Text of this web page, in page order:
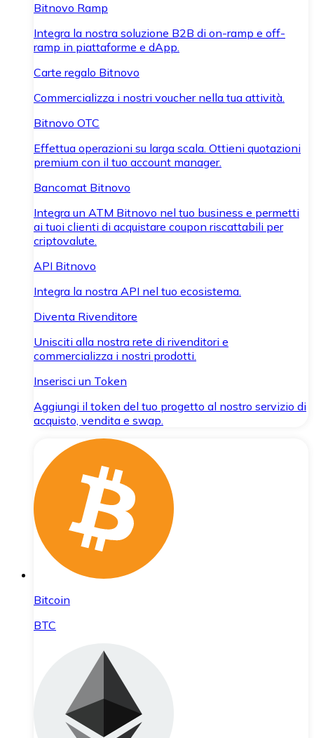
Bitnovo Ramp
Integra la nostra soluzione B2B di on-ramp e off-
ramp in piattaforme e dApp.
Carte regalo Bitnovo
Commercializza i nostri voucher nella tua attività.
Bitnovo OTC
Effettua operazioni su larga scala. Ottieni quotazioni
premium con il tuo account manager.
Bancomat Bitnovo
Integra un ATM Bitnovo nel tuo business e permetti
ai tuoi clienti di acquistare coupon riscattabili per
criptovalute.
API Bitnovo
Integra la nostra API nel tuo ecosistema.
Diventa Rivenditore
Unisciti alla nostra rete di rivenditori e
commercializza i nostri prodotti.
Inserisci un Token
Aggiungi il token del tuo progetto al nostro servizio di
acquisto, vendita e swap.
Bitcoin
BTC